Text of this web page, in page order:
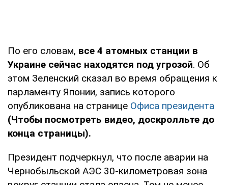
По его словам, все 4 атомных станции в
Украине сейчас находятся под угрозой. Об
этом Зеленский сказал во время обращения к
парламенту Японии, запись которого
опубликована на странице Офиса президента
(Чтобы посмотреть видео, доскролльте до
конца страницы).
Президент подчеркнул, что после аварии на
Чернобыльской АЭС 30-километровая зона